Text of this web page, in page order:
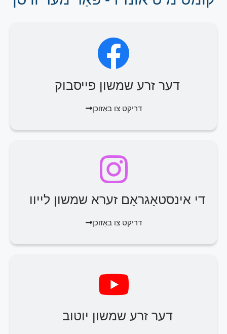
דער זרע שמשון פייסבוק
דריקט צו באַזוכן
די אינסטאַגראַם זערא שמשון לייוו
דריקט צו באַזוכן
דער זרע שמשון יוטוב